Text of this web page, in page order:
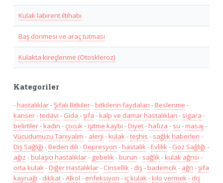
Kulak labirent iltihabı
Baş dönmesi ve araç tutması
Kulakta kireçlenme (Otoskleroz)
Kategoriler
-hastalıklar-Şifalı Bitkiler-bitkilerin faydaları -Beslenme -
kanser-tedavi - Gıda -şifa -kalp ve damar hastalıkları - sigara -
belirtiler-kadın - çocuk-işitme kaybı -Diyet-hafıza - su -masaj -
Vücudumuzu Tanıyalım - alerji -kulak-teşhis - sağlık haberleri -
Diş Sağlığı -Beden dili -Depresyon -hastalık-Evlilik- Göz Sağlığı -
ağız -bulaşıcı hastalıklar- gebelik-burun - sağlık-kulak ağrısı -
orta kulak-Diğer Hastalıklar- Cinsellik- diş-bademcik- ağrı -şifa
kaynağı - dikkat-Alkol - enfeksiyon -iç kulak-kilo vermek- diş